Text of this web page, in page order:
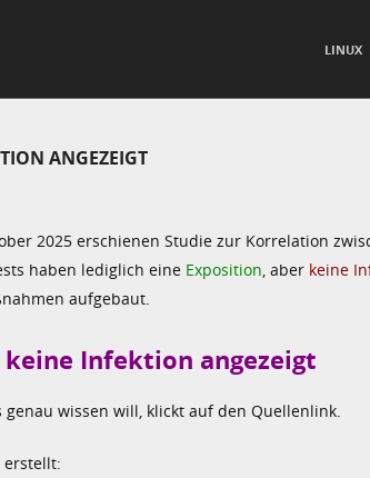
LINUX
ANGEZEIGT
2025 erschienen Studie zur Korrelation
haben lediglich eine Exposition , aber keine
aufgebaut.
keine Infektion angezeigt
wissen will, klickt auf den Quellenlink.
erstellt: